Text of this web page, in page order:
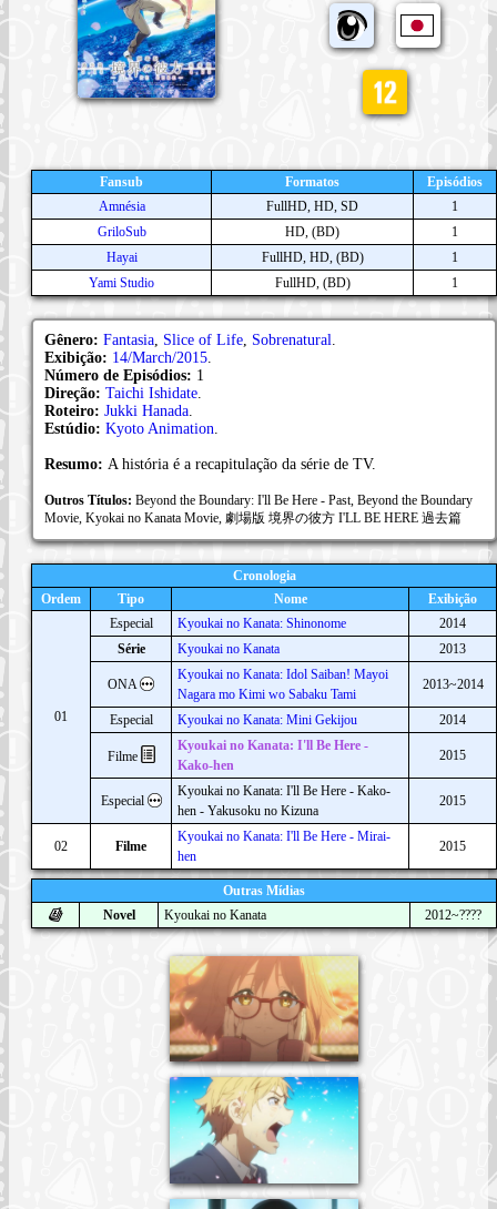
Fansub Formatos
Episódios
Amnésia
FullHD, HD, SD
1
GriloSub
HD, (BD)
1
Hayai
FullHD, HD, (BD)
1
Yami Studio
FullHD, (BD) 1
Gênero: Fantasia Slice of Life Sobrenatural
Exibição: 14/March/2015
Número de Episódios: 1
Direção: Taichi Ishidate
Roteiro: Jukki Hanada
Estúdio: Kyoto Animation
Resumo: A história é a recapitulação da série de TV.
Outros Títulos: Beyond the Boundary: I'll Be Here - Past, Beyond the Boundary
Movie, Kyokai no Kanata Movie, 劇場版 境界の彼方 I'LL BE HERE 過去篇
Cronologia
Ordem
Tipo Nome Exibição
01
Especial Kyoukai no Kanata: Shinonome
2014
Série
Kyoukai no Kanata 2013
ONA
Kyoukai no Kanata: Idol Saiban! Mayoi
Nagara mo Kimi wo Sabaku Tami
2013~2014
Especial Kyoukai no Kanata: Mini Gekijou 2014
Filme
Kyoukai no Kanata: I'll Be Here -
Kako-hen
2015
Especial
Kyoukai no Kanata: I'll Be Here - Kako-
hen - Yakusoku no Kizuna
2015
02 Filme
Kyoukai no Kanata: I'll Be Here - Mirai-
hen
2015
Outras Mídias
Novel
Kyoukai no Kanata 2012~????